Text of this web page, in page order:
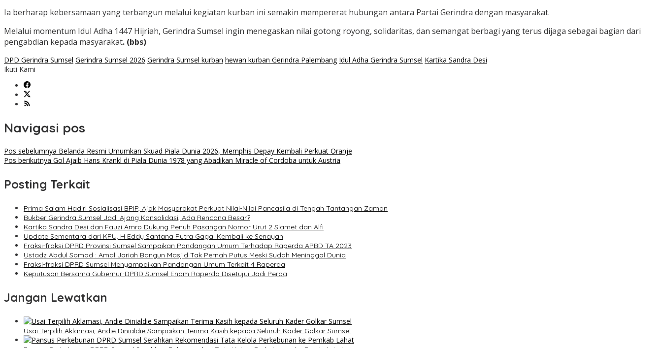
Ia berharap kebersamaan yang terbangun melalui kegiatan kurban ini semakin mempererat hubungan antara Partai Gerindra dengan masyarakat.
Melalui momentum Idul Adha 1447 Hijriah, Gerindra Sumsel ingin menegaskan nilai gotong royong, solidaritas, dan semangat berbagi yang terus dijaga sebagai bagian dari
pengabdian kepada masyarakat. (bbs)
DPD Gerindra Sumsel Gerindra Sumsel 2026 Gerindra Sumsel kurban hewan kurban Gerindra Palembang Idul Adha Gerindra Sumsel Kartika Sandra Desi
Ikuti Kami
Navigasi pos
Pos sebelumnya Belanda Resmi Umumkan Skuad Piala Dunia 2026, Memphis Depay Kembali Perkuat Oranje
Pos berikutnya Gol Ajaib Hans Krankl di Piala Dunia 1978 yang Abadikan Miracle of Cordoba untuk Austria
Posting Terkait
Prima Salam Hadiri Sosialisasi BPIP, Ajak Masyarakat Perkuat Nilai-Nilai Pancasila di Tengah Tantangan Zaman
Bukber Gerindra Sumsel Jadi Ajang Konsolidasi, Ada Rencana Besar?
Kartika Sandra Desi dan Fauzi Amro Dukung Penuh Pasangan Nomor Urut 2 Slamet dan Alfi
Update Sementara dari KPU, H Eddy Santana Putra Gagal Kembali ke Senayan
Fraksi-fraksi DPRD Provinsi Sumsel Sampaikan Pandangan Umum Terhadap Raperda APBD TA 2023
Ustadz Abdul Somad : Amal Jariah Bangun Masjid Tak Pernah Putus Meski Sudah Meninggal Dunia
Fraksi-fraksi DPRD Sumsel Menyampaikan Pandangan Umum Terkait 4 Raperda
Keputusan Bersama Gubernur-DPRD Sumsel Enam Raperda Disetujui Jadi Perda
Jangan Lewatkan
Usai Terpilih Aklamasi, Andie Dinialdie Sampaikan Terima Kasih kepada Seluruh Kader Golkar Sumsel